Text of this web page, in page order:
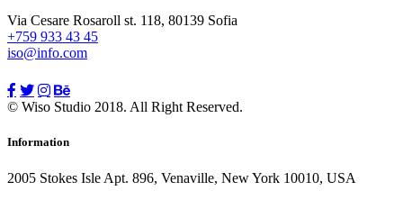
Via Cesare Rosaroll st. 118, 80139 Sofia
+759 933 43 45
iso@info.com
© Wiso Studio 2018. All Right Reserved.
Information
2005 Stokes Isle Apt. 896, Venaville, New York 10010, USA